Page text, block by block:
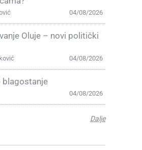
04/08/2026
Oluje – novi politički
04/08/2026
blagostanje
04/08/2026
Dalje